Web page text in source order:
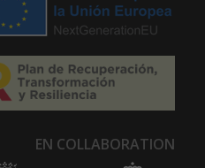
EN COLLABORATION